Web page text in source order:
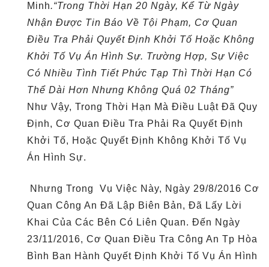
Minh.“Trong Thời Hạn 20 Ngày, Kể Từ Ngày
Nhận Được Tin Báo Về Tội Phạm, Cơ Quan
Điều Tra Phải Quyết Định Khởi Tố Hoặc Không
Khởi Tố Vụ Án Hình Sự. Trường Hợp, Sự Việc
Có Nhiều Tình Tiết Phức Tạp Thì Thời Hạn Có
Thể Dài Hơn Nhưng Không Quá 02 Tháng”
Như Vậy, Trong Thời Hạn Mà Điều Luật Đã Quy
Định, Cơ Quan Điều Tra Phải Ra Quyết Định
Khởi Tố, Hoặc Quyết Định Không Khởi Tố Vụ
Án Hình Sự.
Nhưng Trong Vụ Việc Này, Ngày 29/8/2016 Cơ
Quan Công An Đã Lập Biên Bản, Đã Lấy Lời
Khai Của Các Bên Có Liên Quan. Đến Ngày
23/11/2016, Cơ Quan Điều Tra Công An Tp Hòa
Bình Ban Hành Quyết Định Khởi Tố Vụ Án Hình